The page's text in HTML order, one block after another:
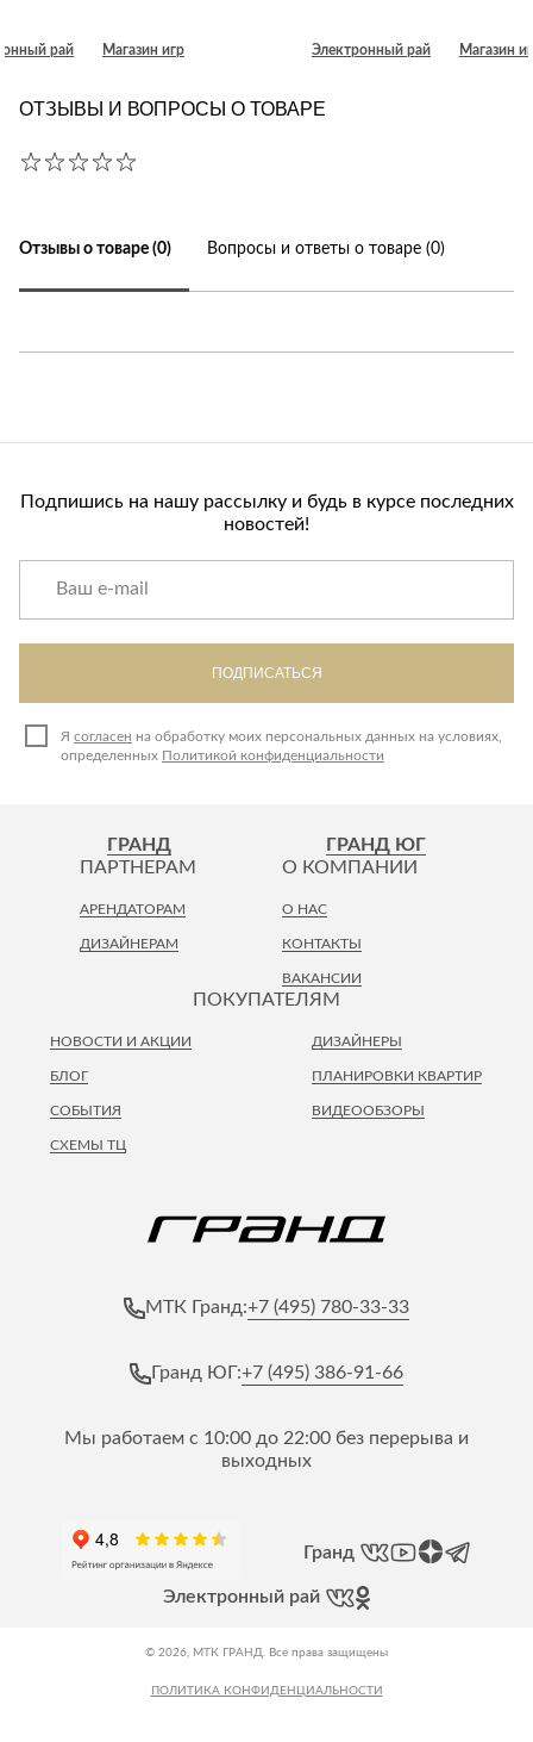
рай Магазин игр Электронный рай Магазин
ОТЗЫВЫ И ВОПРОСЫ О ТОВАРЕ
Отзывы о товаре (0) Вопросы и ответы о товаре (0)
Подпишись на нашу рассылку и будь в курсе последних
новостей!
ПОДПИСАТЬСЯ
Я согласен на обработку моих персональных данных на условиях,
определенных Политикой конфиденциальности
ГРАНД ГРАНД ЮГ
ПОКУПАТЕЛЯМ
НОВОСТИ И АКЦИИ
ПЛАНИРОВКИ КВАРТИР
ВИДЕООБЗОРЫ
БЛОГ
СОБЫТИЯ
СХЕМЫ ТЦ
ДИЗАЙНЕРЫ
ПАРТНЕРАМ
АРЕНДАТОРАМ
ДИЗАЙНЕРАМ
О КОМПАНИИ
О НАС
КОНТАКТЫ
ВАКАНСИИ
МТК Гранд:+7 (495) 780-33-33
Гранд ЮГ:+7 (495) 386-91-66
Мы работаем с 10:00 до 22:00 без перерыва и
выходных
Гранд
Электронный рай
© 2026, МТК ГРАНД. Все права защищены
ПОЛИТИКА КОНФИДЕНЦИАЛЬНОСТИ